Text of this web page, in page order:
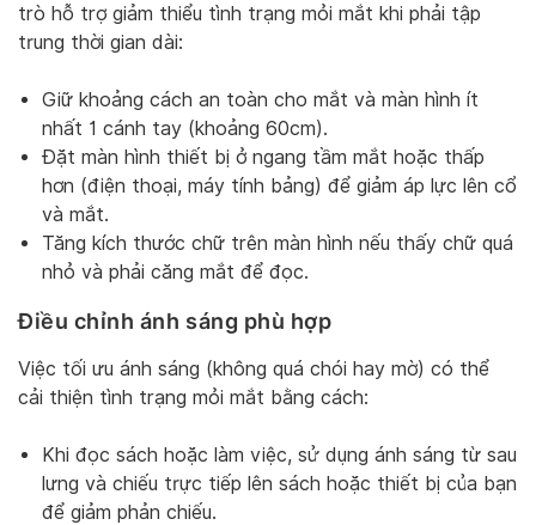
trò hỗ trợ giảm thiểu tình trạng mỏi mắt khi phải tập
trung thời gian dài:
Giữ khoảng cách an toàn cho mắt và màn hình ít
nhất 1 cánh tay (khoảng 60cm).
Đặt màn hình thiết bị ở ngang tầm mắt hoặc thấp
hơn (điện thoại, máy tính bảng) để giảm áp lực lên cổ
và mắt.
Tăng kích thước chữ trên màn hình nếu thấy chữ quá
nhỏ và phải căng mắt để đọc.
Điều chỉnh ánh sáng phù hợp
Việc tối ưu ánh sáng (không quá chói hay mờ) có thể
cải thiện tình trạng mỏi mắt bằng cách:
Khi đọc sách hoặc làm việc, sử dụng ánh sáng từ sau
lưng và chiếu trực tiếp lên sách hoặc thiết bị của bạn
để giảm phản chiếu.